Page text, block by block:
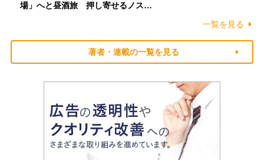
場」へと昼酒旅 押し寄せるノス…
一覧を見る
著者・連載の一覧を見る